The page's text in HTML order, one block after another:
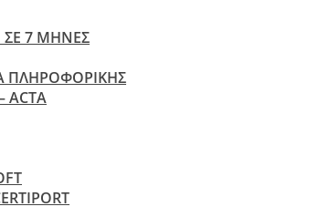
ΣΕ 7 ΜΉΝΕΣ
ΠΛΗΡΟΦΟΡΙΚΗΣ
ACTA